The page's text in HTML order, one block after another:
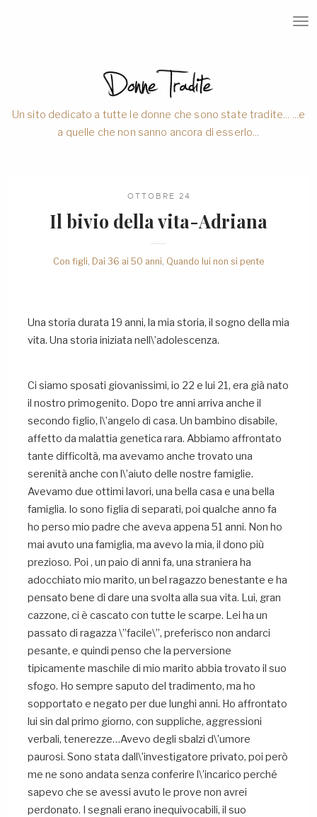
T
V
Un sito dedicato a tutte le donne che sono state tradite... ...e
a quelle che non sanno ancora di esserlo...
OTTOBRE 24
Il bivio della vita-Adriana
Con figli, Dai 36 ai 50 anni, Quando lui non si pente
Una storia durata 19 anni, la mia storia, il sogno della mia
vita. Una storia iniziata nell\’adolescenza.
Ci siamo sposati giovanissimi, io 22 e lui 21, era già nato
il nostro primogenito. Dopo tre anni arriva anche il
secondo figlio, l\’angelo di casa. Un bambino disabile,
affetto da malattia genetica rara. Abbiamo affrontato
tante difficoltà, ma avevamo anche trovato una
serenità anche con l\’aiuto delle nostre famiglie.
Avevamo due ottimi lavori, una bella casa e una bella
famiglia. Io sono figlia di separati, poi qualche anno fa
ho perso mio padre che aveva appena 51 anni. Non ho
mai avuto una famiglia, ma avevo la mia, il dono più
prezioso. Poi , un paio di anni fa, una straniera ha
adocchiato mio marito, un bel ragazzo benestante e ha
pensato bene di dare una svolta alla sua vita. Lui, gran
cazzone, ci è cascato con tutte le scarpe. Lei ha un
passato di ragazza \”facile\”, preferisco non andarci
pesante, e quindi penso che la perversione
tipicamente maschile di mio marito abbia trovato il suo
sfogo. Ho sempre saputo del tradimento, ma ho
sopportato e negato per due lunghi anni. Ho affrontato
lui sin dal primo giorno, con suppliche, aggressioni
verbali, tenerezze…Avevo degli sbalzi d\’umore
paurosi. Sono stata dall\’investigatore privato, poi però
me ne sono andata senza conferire l\’incarico perché
sapevo che se avessi avuto le prove non avrei
perdonato. I segnali erano inequivocabili, il suo